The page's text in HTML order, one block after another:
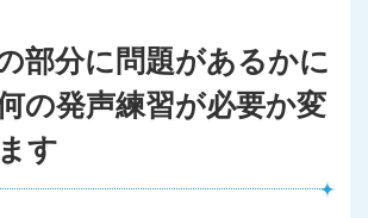
部分に問題があるかに
の発声練習が必要か変
す